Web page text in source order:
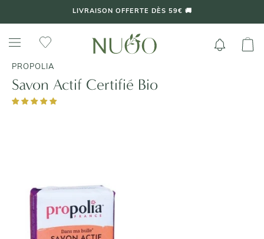
LIVRAISON OFFERTE DÈS 59€ 🚚
PROPOLIA
Savon Actif Certifié Bio